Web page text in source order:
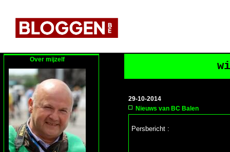
Over mijzelf
29-10-2014
Nieuws van BC Balen
Persbericht :